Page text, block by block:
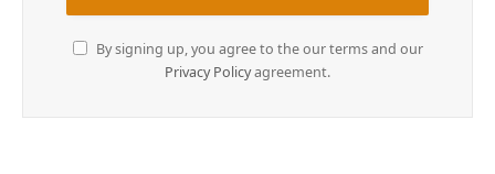
By signing up, you agree to the our terms and our
Privacy Policyagreement.